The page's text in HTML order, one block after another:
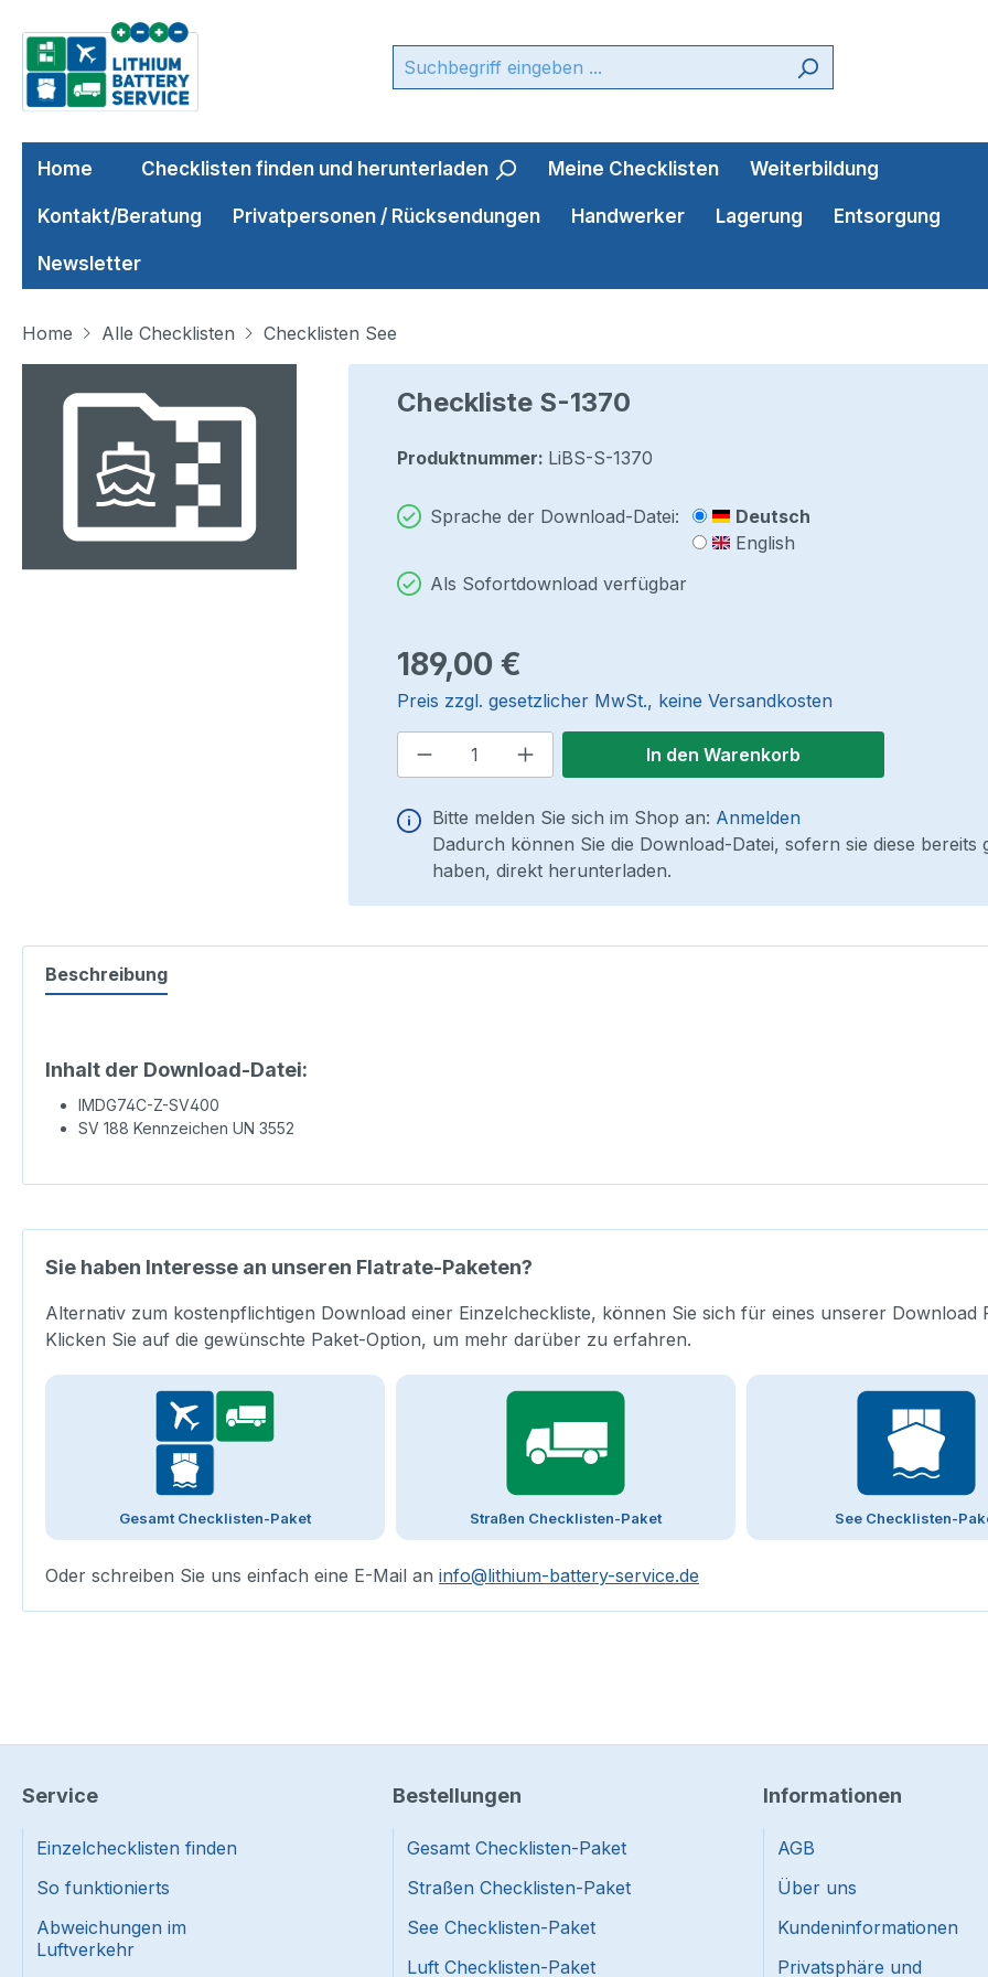
Hauptinhalt springen
Zur Suche springen
Zur Hauptnavigation springen
Home Checklisten finden und herunterladen Meine Checklisten Weiterbildung
Kontakt/Beratung Privatpersonen / Rücksendungen Handwerker Lagerung Entsorgung
Newsletter
Home Alle Checklisten
Checklisten See
Checkliste S-1370
Produktnummer: LiBS-S-1370
Sprache der Download-Datei:
Deutsch
English
Als Sofortdownload verfügbar
Regulärer Preis:
189,00 €
Preis zzgl. gesetzlicher MwSt., keine Versandkosten
Produkt Anzahl: Gib den gewünschten Wert
In den Warenkorb
Bitte melden Sie sich im Shop an: Anmelden
Dadurch können Sie die Download-Datei, sofern sie diese bereits
haben, direkt herunterladen.
Beschreibung
Inhalt der Download-Datei:
IMDG74C-Z-SV400
SV 188 Kennzeichen UN 3552
Sie haben Interesse an unseren Flatrate-Paketen?
Alternativ zum kostenpflichtigen Download einer Einzelcheckliste, können Sie sich für eines unserer Download
Klicken Sie auf die gewünschte Paket-Option, um mehr darüber zu erfahren.
Gesamt Checklisten-Paket Straßen Checklisten-Paket See Checklisten-
Oder schreiben Sie uns einfach eine E-Mail an info@lithium-battery-service.de
Service
Einzelchecklisten finden
So funktionierts
Abweichungen im
Luftverkehr
Bestellungen
Gesamt Checklisten-Paket
Straßen Checklisten-Paket
See Checklisten-Paket
Luft Checklisten-Paket
Informationen
AGB
Über uns
Kundeninformationen
Privatsphäre und